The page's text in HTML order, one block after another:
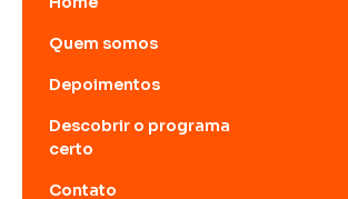
Quem somos
Depoimentos
Descobrir o programa
certo
Contato